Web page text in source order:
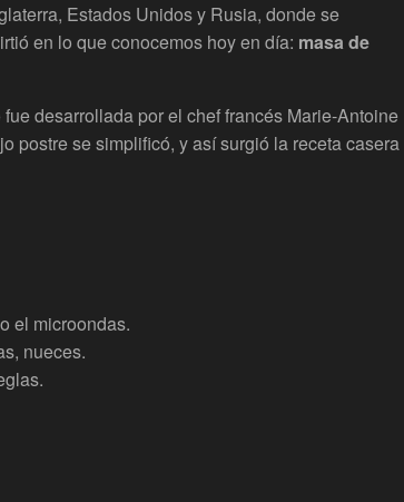
Estados Unidos y Rusia, donde se
en lo que conocemos hoy en día: masa de
desarrollada por el chef francés Marie-Antoine
postre se simplificó, y así surgió la receta casera
el microondas.
nueces.